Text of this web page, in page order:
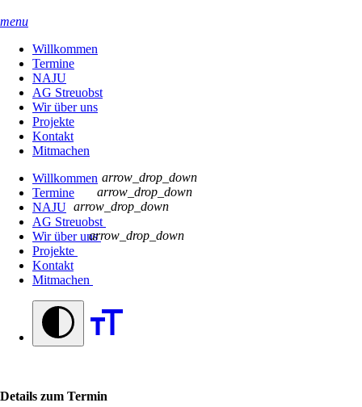
menu
Willkommen
Termine
NAJU
AG Streuobst
Wir über uns
Projekte
Kontakt
Mitmachen
Willkommen
Termine
NAJU
AG Streuobst
arrow_drop_down
Wir über uns
arrow_drop_down
Projekte
arrow_drop_down
Kontakt
Mitmachen
arrow_drop_down
Details zum Termin